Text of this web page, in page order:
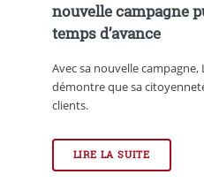
nouvelle campagne
temps d’avance
Avec sa nouvelle campagne,
démontre que sa
clients.
LIRE LA SUITE